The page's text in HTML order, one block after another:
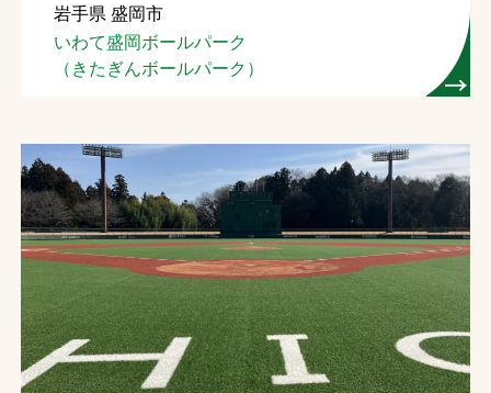
岩手県 盛岡市
いわて盛岡ボールパーク
（きたぎんボールパーク）